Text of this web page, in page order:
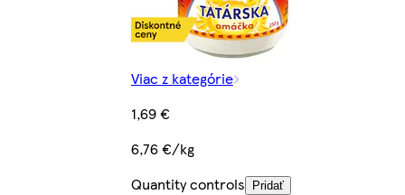
Viac z kategórie
1,69 €
6,76 €/kg
Quantity controls
Pridať